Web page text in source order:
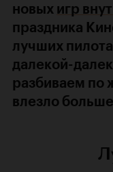
новых игр
праздника
лучших
далекой-
разбиваем по
влезло